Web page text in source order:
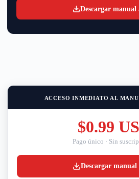
Descargar manual
ACCESO INMEDIATO AL
$0.99
Pago único · Sin
Descargar manual